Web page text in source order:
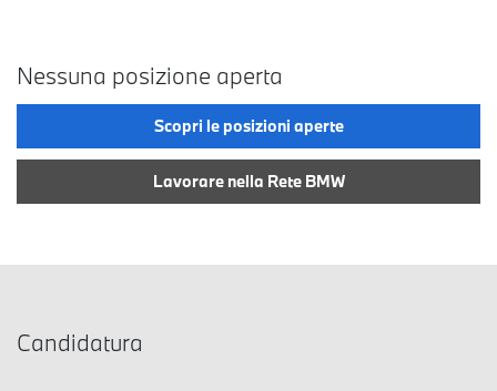
Nessuna posizione aperta
Scopri le posizioni aperte
Lavorare nella Rete BMW
Candidatura